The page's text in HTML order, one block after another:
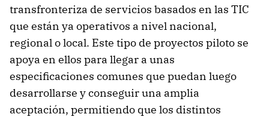
transfronteriza de servicios basados en las TIC
que están ya operativos a nivel nacional,
regional o local. Este tipo de proyectos piloto se
apoya en ellos para llegar a unas
especificaciones comunes que puedan luego
desarrollarse y conseguir una amplia
aceptación, permitiendo que los distintos